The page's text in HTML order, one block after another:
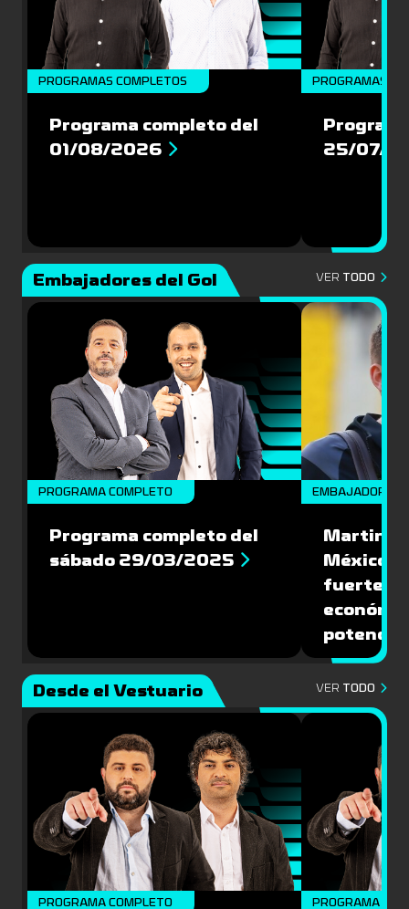
PROGRAMAS COMPLETOS
Programa completo del
01/08/2026
PROGRAMAS
25/07/
Embajadores del Gol VER TODO
PROGRAMA COMPLETO
Programa completo del
sábado 29/03/2025
EMBAJADORES
Martin
México:
fuerte
Desde el Vestuario VER TODO
PROGRAMA COMPLETO PROGRAMA